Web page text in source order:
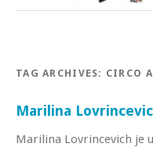
TAG ARCHIVES: CIRCO
Marilina
Marilina Lovrincevich je